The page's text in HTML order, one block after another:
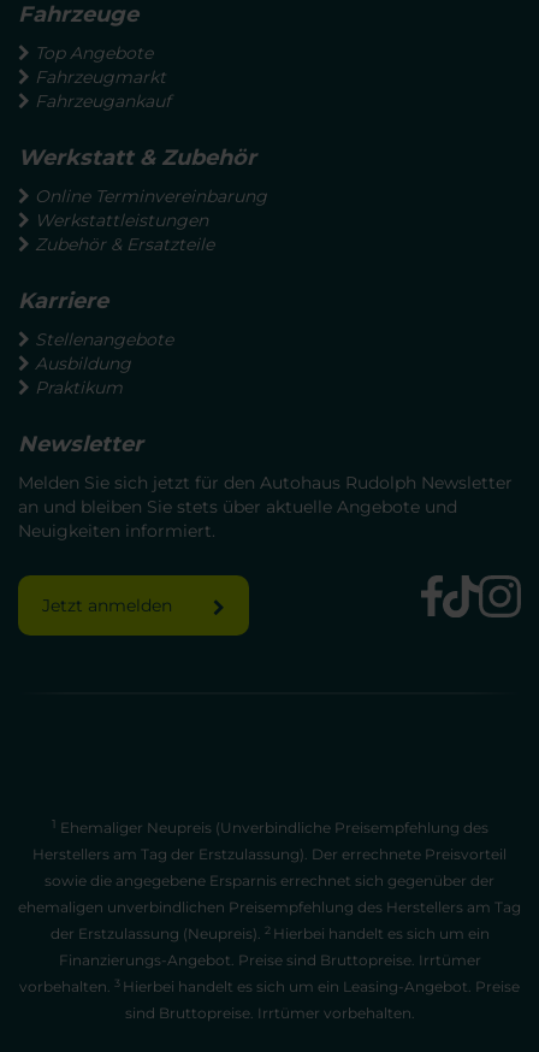
Fahrzeuge
Top Angebote
Fahrzeugmarkt
Fahrzeugankauf
Werkstatt & Zubehör
Online Terminvereinbarung
Werkstattleistungen
Zubehör & Ersatzteile
Karriere
Stellenangebote
Ausbildung
Praktikum
Newsletter
Melden Sie sich jetzt für den Autohaus Rudolph Newsletter
an und bleiben Sie stets über aktuelle Angebote und
Neuigkeiten informiert.
Jetzt anmelden
1 Ehemaliger Neupreis (Unverbindliche Preisempfehlung des
Herstellers am Tag der Erstzulassung). Der errechnete Preisvorteil
sowie die angegebene Ersparnis errechnet sich gegenüber der
ehemaligen unverbindlichen Preisempfehlung des Herstellers am Tag
der Erstzulassung (Neupreis). 2 Hierbei handelt es sich um ein
Finanzierungs-Angebot. Preise sind Bruttopreise. Irrtümer
vorbehalten. 3 Hierbei handelt es sich um ein Leasing-Angebot. Preise
sind Bruttopreise. Irrtümer vorbehalten.